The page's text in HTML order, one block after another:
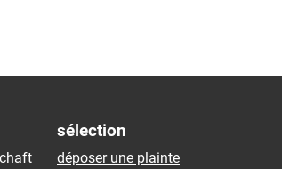
sélection
déposer une plainte